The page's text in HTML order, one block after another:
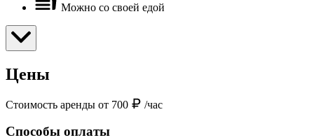
Можно со своей едой
Цены
Стоимость аренды от 700 /час
Способы оплаты